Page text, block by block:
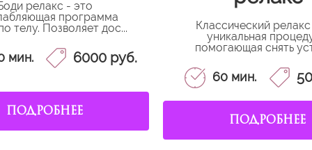
релакс - это
программа
телу. Позволяет дос...
мин. 6000 руб.
ПОДРОБНЕЕ
Классический
уникальная
помогающая снять
60 мин.
ПОДРОБНЕЕ